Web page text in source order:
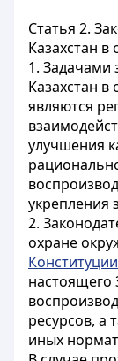
Статья 2.
Казахстан
1. Задачами
Казахстан
являются
улучшения
укрепления
2.
охране
Конституции
настоящего
ресурсов, а
иных